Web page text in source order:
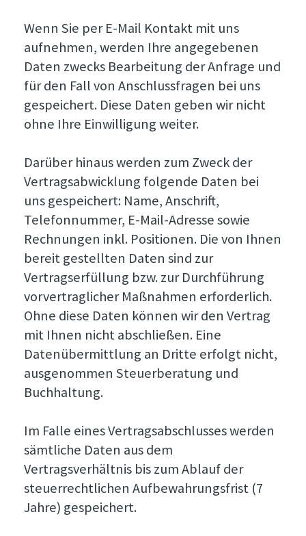
Wenn Sie per E-Mail Kontakt mit uns
aufnehmen, werden Ihre angegebenen
Daten zwecks Bearbeitung der Anfrage und
für den Fall von Anschlussfragen bei uns
gespeichert. Diese Daten geben wir nicht
ohne Ihre Einwilligung weiter.
Darüber hinaus werden zum Zweck der
Vertragsabwicklung folgende Daten bei
uns gespeichert: Name, Anschrift,
Telefonnummer, E-Mail-Adresse sowie
Rechnungen inkl. Positionen. Die von Ihnen
bereit gestellten Daten sind zur
Vertragserfüllung bzw. zur Durchführung
vorvertraglicher Maßnahmen erforderlich.
Ohne diese Daten können wir den Vertrag
mit Ihnen nicht abschließen. Eine
Datenübermittlung an Dritte erfolgt nicht,
ausgenommen Steuerberatung und
Buchhaltung.
Im Falle eines Vertragsabschlusses werden
sämtliche Daten aus dem
Vertragsverhältnis bis zum Ablauf der
steuerrechtlichen Aufbewahrungsfrist (7
Jahre) gespeichert.